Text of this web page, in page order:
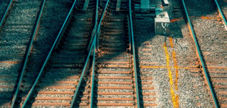
Bli medlem
Logga in på Arbetsgivarguiden
Sök på tagforetagen.se